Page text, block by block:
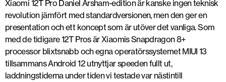
Xiaomi 12T Pro Daniel Arsham-edition är kanske ingen teknisk
revolution jämfört med standardversionen, men den ger en
presentation och ett koncept som är utöver det vanliga. Som
med de tidigare 12T Pros är Xiaomis Snapdragon 8+
processor blixtsnabb och egna operatörssystemet MIUI 13
tillsammans Android 12 utnyttjar speeden fullt ut,
laddningstiderna under tiden vi testade var nästintill